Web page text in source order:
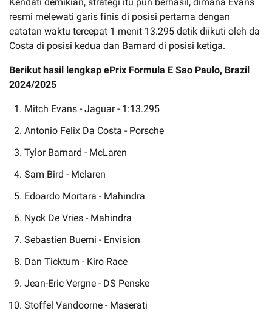
resmi melewati garis finis di posisi pertama dengan
catatan waktu tercepat 1 menit 13.295 detik diikuti oleh da
Costa di posisi kedua dan Barnard di posisi ketiga.
Berikut hasil lengkap ePrix Formula E Sao Paulo, Brazil
2024/2025
Mitch Evans - Jaguar - 1:13.295
Antonio Felix Da Costa - Porsche
Tylor Barnard - McLaren
Sam Bird - Mclaren
Edoardo Mortara - Mahindra
Nyck De Vries - Mahindra
Sebastien Buemi - Envision
Dan Ticktum - Kiro Race
Jean-Eric Vergne - DS Penske
Stoffel Vandoorne - Maserati